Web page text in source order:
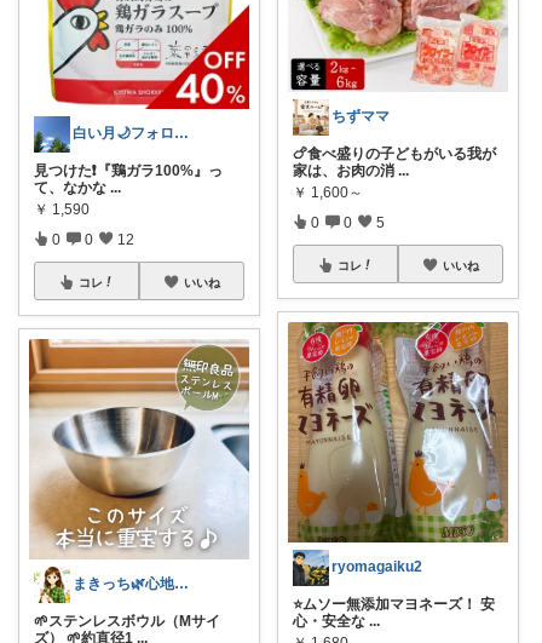
白い月🌙フォロワーさん経由で買う楽しみ
見つけた❗️『鶏ガラ100%』っ
て、なかな ...
￥ 1,590
0 0 12
コレ いいね
まきっち🌿心地よい暮らし🌿
🌱ステンレスボウル（Mサイ
ズ） 🌱約直径1 ...
ちずママ
🍗食べ盛りの子どもがいる我が
家は、お肉の消 ...
￥ 1,600～
0 0 5
コレ いいね
ryomagaiku2
⭐️ムソー無添加マヨネーズ！ 安
心・安全な ...